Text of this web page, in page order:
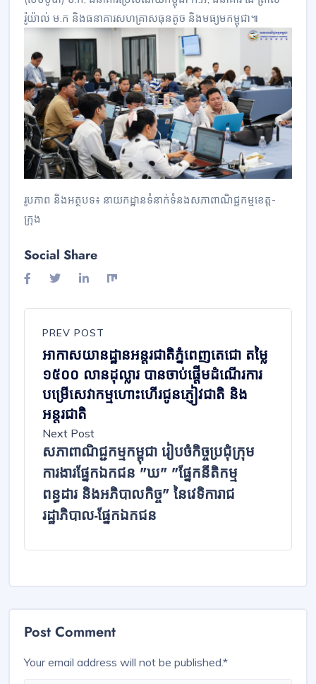
រ៉ូយ៉ាល់ ម.ក និងធនាគារសហគ្រាសធុនតូច និងមធ្យមកម្ពុជា៕
រូបភាព និងអត្ថបទ៖ នាយកដ្ឋានទំនាក់ទំនងសភាពាណិជ្ជកម្មខេត្ត-
ក្រុង
Social Share
PREV POST
អាកាសយានដ្ឋានអន្តរជាតិភ្នំពេញតេជោ តម្លៃ
១៥០០ លានដុល្លារ បានចាប់ផ្ដើមដំណើរការ
បម្រើសេវាកម្មហោះហើរជូនភ្ញៀវជាតិ និង
អន្តរជាតិ
Next Post
សភាពាណិជ្ជកម្មកម្ពុជា រៀបចំកិច្ចប្រជុំក្រុម
ការងារផ្នែកឯកជន "ឃ" "ផ្នែកនីតិកម្ម
ពន្ធដារ និងអភិបាលកិច្ច" នៃវេទិការាជ
រដ្ឋាភិបាល-ផ្នែកឯកជន
Post Comment
Your email address will not be published.*